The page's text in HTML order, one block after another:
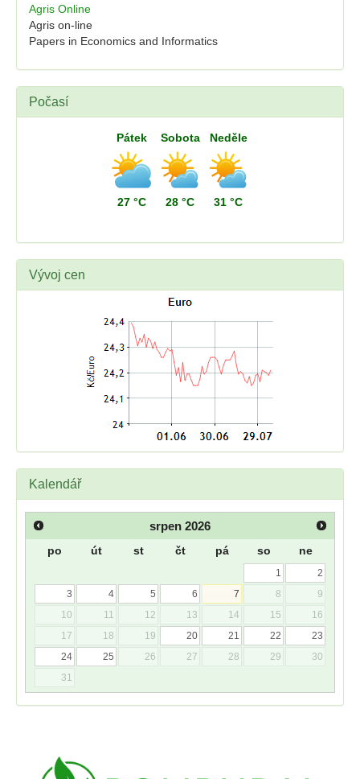
Agris Online
Agris on-line
Papers in Economics and Informatics
Počasí
Pátek
27 °C
Sobota
28 °C
Neděle
31 °C
Vývoj cen
Kalendář
srpen 2026
po út st čt pá so ne
1
2
3
4 5 6 7 8
9
10
11 12 13 14 15
16
17
18 19 20 21 22
23
24
25 26 27 28 29
30
31